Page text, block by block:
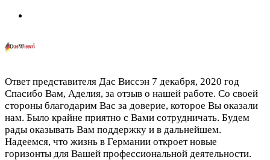
Ответ представителя Дас Виссэн 7 декабря, 2020 год
Спасибо Вам, Аделия, за отзыв о нашей работе. Со своей
стороны благодарим Вас за доверие, которое Вы оказали
нам. Было крайне приятно с Вами сотрудничать. Будем
рады оказывать Вам поддержку и в дальнейшем.
Надеемся, что жизнь в Германии откроет новые
горизонты для Вашей профессиональной деятельности.